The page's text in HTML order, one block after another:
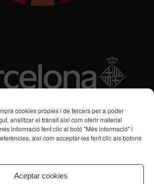
cookies pròpies i de tercers per a poder
analitzar el trànsit així com oferir material
informació fent clic al botó "Més informació" i
així com acceptar-les fent clic als botons
Aceptar cookies
2016
Suport Respir Familiar